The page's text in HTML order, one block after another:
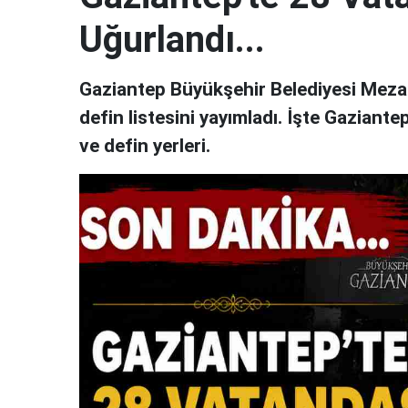
Uğurlandı...
Gaziantep Büyükşehir Belediyesi
defin listesini yayımladı. İşte
ve defin yerleri.